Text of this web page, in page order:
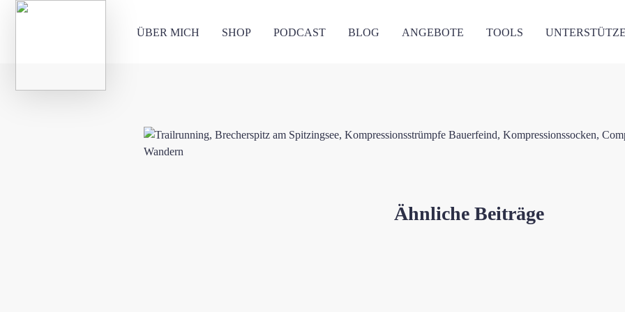
ÜBER MICH SHOP PODCAST BLOG ANGEBOTE TOOLS
Ähnliche Beiträge